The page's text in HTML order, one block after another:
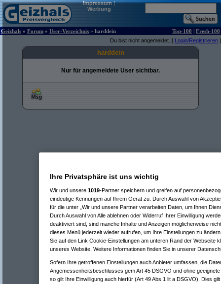
Impressum|
Werbung
Geizhals » Forum » User-Verzeichnis » harddein Top-100 | Fresh-100
Du bist nicht angemeldet. [ Login/Registrieren ]
harddein
Nur für angemeldete User sichtbar.
Ihre Privatsphäre ist uns wichtig
Wir und unsere 1019-Partner speichern und greifen auf
eindeutige Kennungen auf Ihrem Gerät zu. Durch Auswahl von
für die unter „Wir und unsere Partner verarbeiten Daten, um Ihnen
Durch Auswahl von Alle ablehnen oder Widerruf Ihrer Einwilligung
deaktiviert sind, sind manche Inhalte und Anzeigen möglicherweise
dieses Menü jederzeit wieder aufrufen, um Ihre Einstellungen zu
Sie auf den Link Cookie-Einstellungen am unteren Rand der Webseite
unseres Website. Weitere Informationen finden Sie in unserer
Sofern Ihre getroffenen Einstellungen auch Anbieter umfassen, die
Angemessenheitsbeschlusses gem Art 45 DSGVO und ohne
so gilt Ihre Einwilligung auch hierfür (Art 49 Abs 1 lit a DSGVO). Dies